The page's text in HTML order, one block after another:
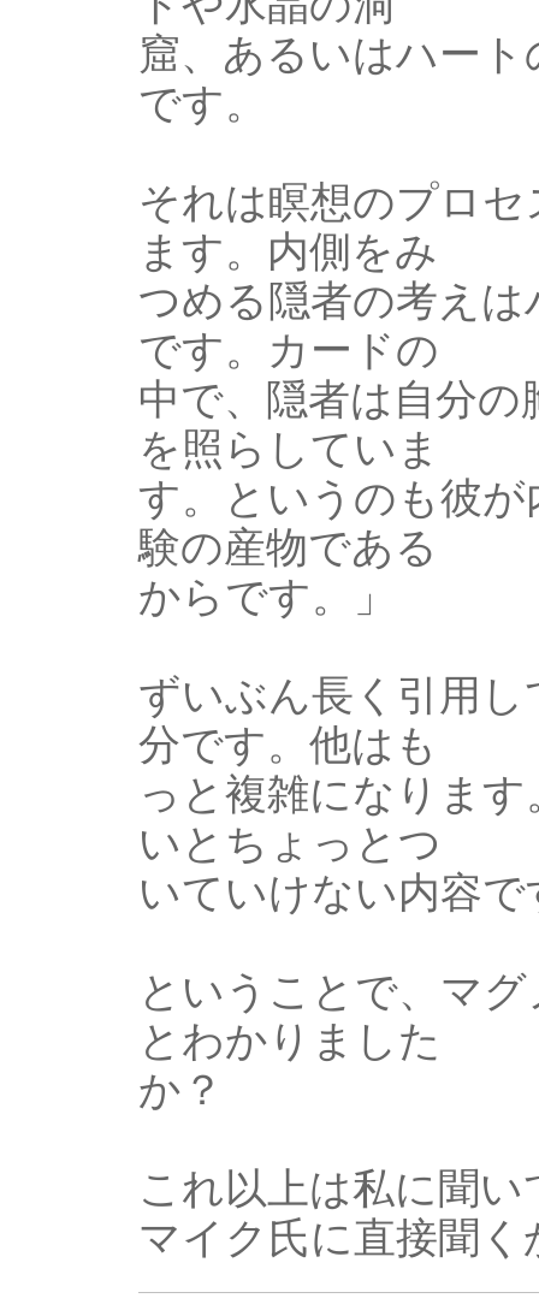
窟、あるいはハー
です。
それは瞑想のプロ
ます。内側をみ
つめる隠者の考え
です。カードの
中で、隠者は自分
を照らしていま
す。というのも彼
験の産物である
からです。」
ずいぶん長く引用
分です。他はも
っと複雑になりま
いとちょっとつ
いていけない内容で
ということで、マ
とわかりました
か？
これ以上は私に聞
マイク氏に直接聞